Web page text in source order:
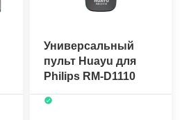
Универсальный
пульт Huayu для
Philips RM-D1110